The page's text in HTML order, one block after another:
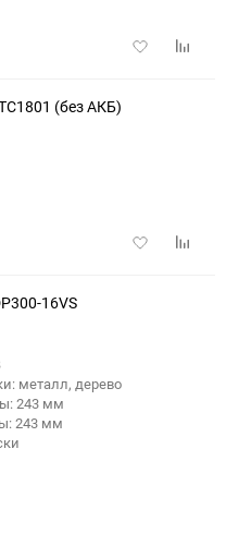
Добавить
(без АКБ)
Добавить
16VS
металл, дерево
243 мм
243 мм